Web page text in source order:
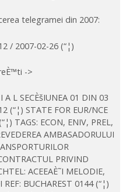
telegramei din 2007:
/ 2007-02-26 (“¦)
->
A L SECÈšIUNEA 01 DIN 03
(“¦) STATE FOR EUR/NCE
TAGS: ECON, ENIV, PREL,
AMBASADORULUI
PRIVIND
ACEEAÈ˜I MELODIE,
REF: BUCHAREST 0144 (“¦)